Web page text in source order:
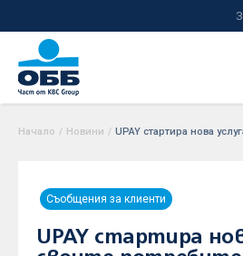
Начало / Новини / UPAY стартира нова
Съобщения за клиенти
UPAY стартира